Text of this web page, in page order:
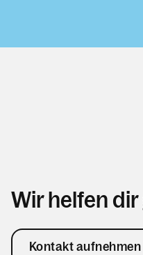
Wir helfen
Kontakt aufnehmen